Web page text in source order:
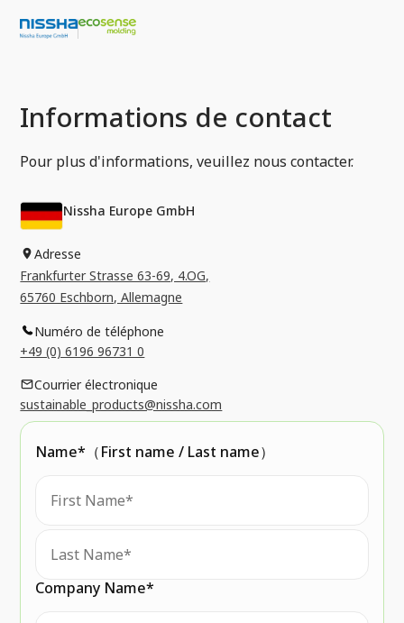
Informations de contact
Pour plus d'informations, veuillez nous contacter.
Nissha Europe GmbH
Adresse
Frankfurter Strasse 63-69, 4.OG,
65760 Eschborn, Allemagne
Numéro de téléphone
+49 (0) 6196 96731 0
Courrier électronique
sustainable_products@nissha.com
Name* （First name / Last name）
Company Name*